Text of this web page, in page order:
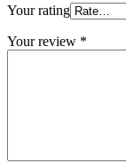
Your rating
Your review *